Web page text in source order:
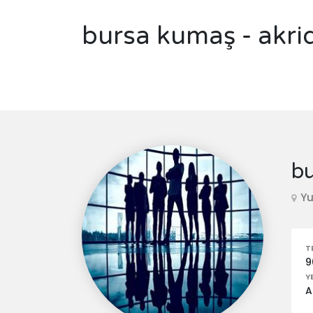
bursa kumaş -